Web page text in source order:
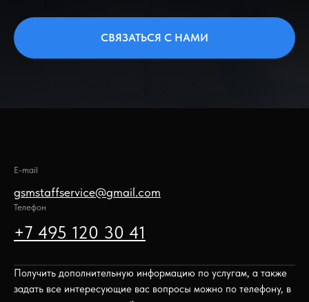
СВЯЗАТЬСЯ С НАМИ
E-mail
gsmstaffservice@gmail.com
Телефон
+7 495 120 30 41
Получить дополнительную информацию по услугам, а также
задать все интересующие вас вопросы можно по телефону, в